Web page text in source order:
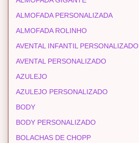
ALMOFADA PERSONALIZADA
ALMOFADA ROLINHO
AVENTAL INFANTIL PERSONALIZADO
AVENTAL PERSONALIZADO
AZULEJO
AZULEJO PERSONALIZADO
BODY
BODY PERSONALIZADO
BOLACHAS DE CHOPP